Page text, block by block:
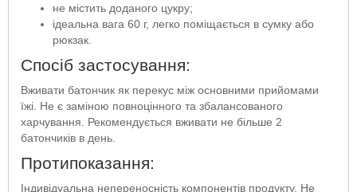
не містить доданого цукру;
ідеальна вага 60 г, легко поміщається в сумку або
рюкзак.
Спосіб застосування:
Вживати батончик як перекус між основними прийомами
їжі. Не є заміною повноцінного та збалансованого
харчування. Рекомендується вживати не більше 2
батончиків в день.
Протипоказання:
Індивідуальна непереносність компонентів продукту. Не